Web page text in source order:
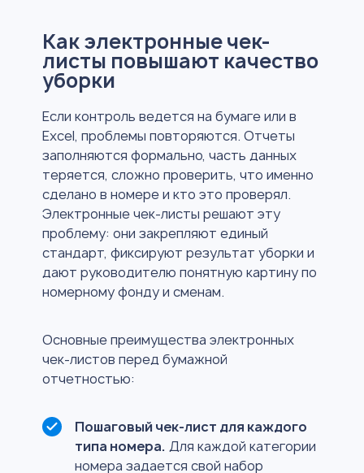
Как электронные чек-
листы повышают качество
уборки
Если контроль ведется на бумаге или в
Excel, проблемы повторяются. Отчеты
заполняются формально, часть данных
теряется, сложно проверить, что именно
сделано в номере и кто это проверял.
Электронные чек-листы решают эту
проблему: они закрепляют единый
стандарт, фиксируют результат уборки и
дают руководителю понятную картину по
номерному фонду и сменам.
Основные преимущества электронных
чек-листов перед бумажной
отчетностью:
Пошаговый чек-лист для каждого
типа номера. Для каждой категории
номера задается свой набор